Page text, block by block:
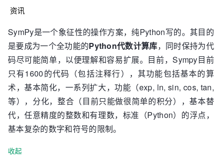
资讯
SymPy是一个象征性的操作方案，纯Python写的。其目的
是要成为一个全功能的Python代数计算库，同时保持为代
码尽可能简单，以便理解和容易扩展。目前，Sympy目前
只有1600的代码（包括注释行），其功能包括基本的算
术，基本简化，一系列扩大，功能（exp, ln, sin, cos, tan,
等），分化，整合（目前只能做很简单的积分），基本替
代，任意精度的整数和有理数，标准（Python）的浮点，
基本复杂的数字和符号的限制。
收起